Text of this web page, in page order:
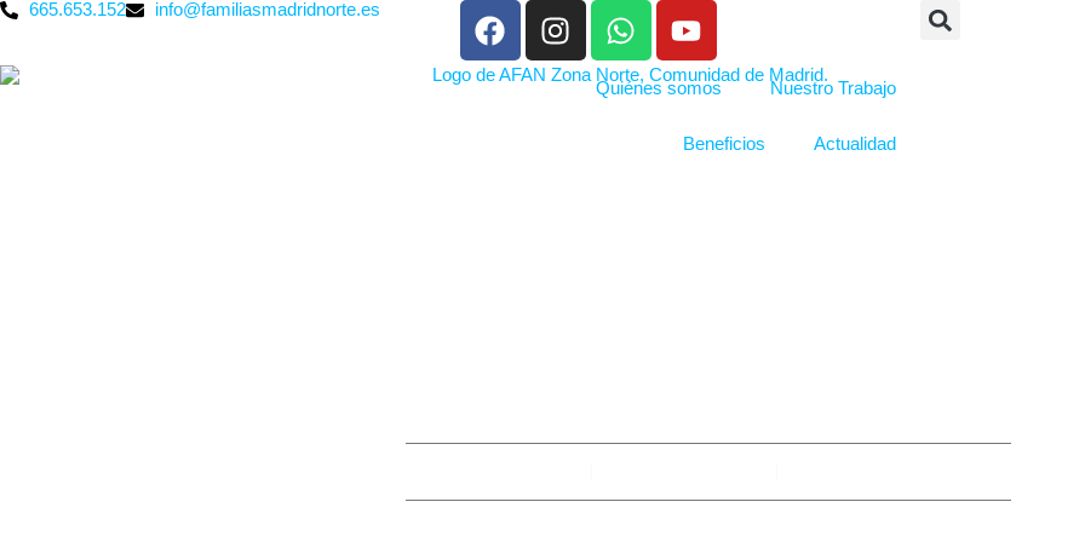
665.653.152 info@familiasmadridnorte.es
Quiénes somos Nuestro Trabajo
Beneficios Actualidad